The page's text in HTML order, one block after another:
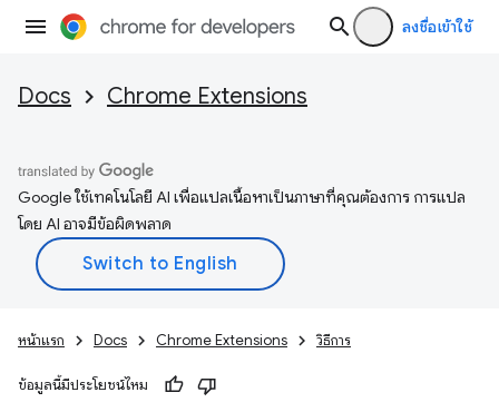
ลงชื่อเข้าใช้
Docs Chrome Extensions
Google ใช้เทคโนโลยี AI เพื่อแปลเนื้อหาเป็นภาษาที่คุณต้องการ การแปล
โดย AI อาจมีข้อผิดพลาด
หน้าแรก Docs Chrome Extensions วิธีการ
ข้อมูลนี้มีประโยชน์ไหม